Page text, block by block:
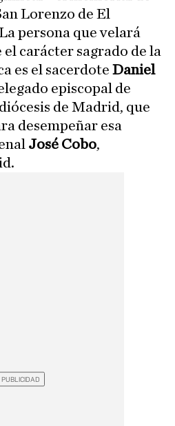
Lorenzo de El
persona que velará
el carácter sagrado de la
es el sacerdote Daniel
episcopal de
de Madrid, que
desempeñar esa
José Cobo,